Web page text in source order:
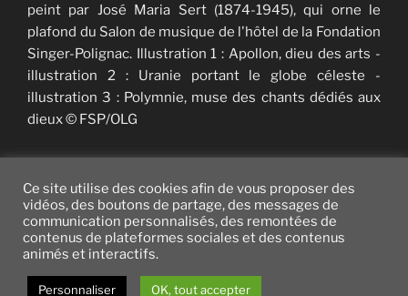
peint par José Maria Sert (1874-1945), qui orne le
plafond du Salon de musique de l'hôtel de la Fondation
Singer-Polignac. Illustration 1 : Apollon, dieu des arts -
illustration 2 : Uranie portant le globe céleste -
illustration 3 : Polymnie, muse des chants dédiés aux
dieux © FSP/OLG
Twitter facebookvimeo instagramYouTube
Fièrement propulsé par WordPress
Ce site utilise des cookies afin de vous proposer des
vidéos, des boutons de partage, des messages de
communication personnalisés, des remontées de
contenus de plateformes sociales et des contenus
animés et interactifs.
Personnaliser OK, tout accepter